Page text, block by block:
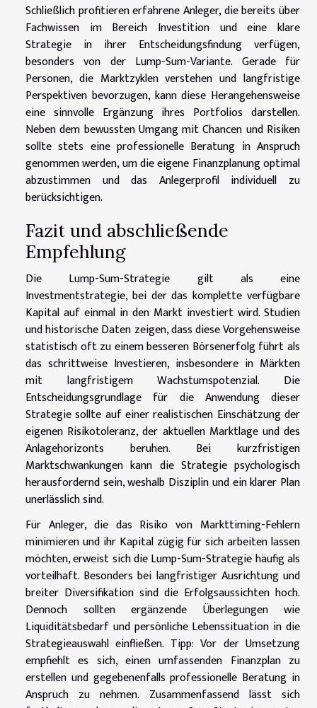
Schließlich profitieren erfahrene Anleger, die bereits über
Fachwissen im Bereich Investition und eine klare
Strategie in ihrer Entscheidungsfindung verfügen,
besonders von der Lump-Sum-Variante. Gerade für
Personen, die Marktzyklen verstehen und langfristige
Perspektiven bevorzugen, kann diese Herangehensweise
eine sinnvolle Ergänzung ihres Portfolios darstellen.
Neben dem bewussten Umgang mit Chancen und Risiken
sollte stets eine professionelle Beratung in Anspruch
genommen werden, um die eigene Finanzplanung optimal
abzustimmen und das Anlegerprofil individuell zu
berücksichtigen.
Fazit und abschließende
Empfehlung
Die Lump-Sum-Strategie gilt als eine
Investmentstrategie, bei der das komplette verfügbare
Kapital auf einmal in den Markt investiert wird. Studien
und historische Daten zeigen, dass diese Vorgehensweise
statistisch oft zu einem besseren Börsenerfolg führt als
das schrittweise Investieren, insbesondere in Märkten
mit langfristigem Wachstumspotenzial. Die
Entscheidungsgrundlage für die Anwendung dieser
Strategie sollte auf einer realistischen Einschätzung der
eigenen Risikotoleranz, der aktuellen Marktlage und des
Anlagehorizonts beruhen. Bei kurzfristigen
Marktschwankungen kann die Strategie psychologisch
herausfordernd sein, weshalb Disziplin und ein klarer Plan
unerlässlich sind.
Für Anleger, die das Risiko von Markttiming-Fehlern
minimieren und ihr Kapital zügig für sich arbeiten lassen
möchten, erweist sich die Lump-Sum-Strategie häufig als
vorteilhaft. Besonders bei langfristiger Ausrichtung und
breiter Diversifikation sind die Erfolgsaussichten hoch.
Dennoch sollten ergänzende Überlegungen wie
Liquiditätsbedarf und persönliche Lebenssituation in die
Strategieauswahl einfließen. Tipp: Vor der Umsetzung
empfiehlt es sich, einen umfassenden Finanzplan zu
erstellen und gegebenenfalls professionelle Beratung in
Anspruch zu nehmen. Zusammenfassend lässt sich